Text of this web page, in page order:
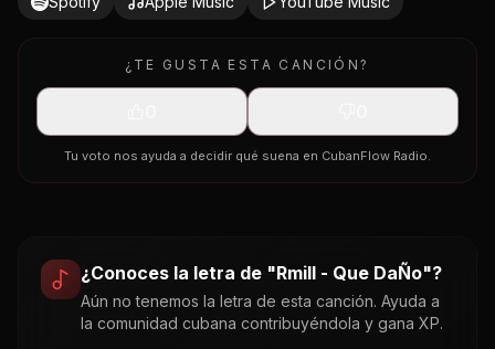
¿TE GUSTA ESTA CANCIÓN?
Tu voto nos ayuda a decidir qué suena en CubanFlow Radio.
¿Conoces la letra de "Rmill - Que DaÑo"?
Aún no tenemos la letra de esta canción. Ayuda a
la comunidad cubana contribuyéndola y gana XP.